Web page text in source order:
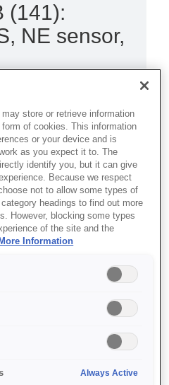
(141):
NE sensor,
and hospitality
drop-in dot matrix
sizes
store or retrieve information
of cookies. This information
or your device and is
as you expect it to. The
identify you, but it can give
Because we respect
not to allow some types of
headings to find out more
However, blocking some types
of the site and the
More Information
Always Active